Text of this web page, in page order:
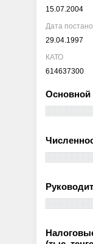
15.07.2004
Дата
29.04.1997
КАТО
614637300
Основной